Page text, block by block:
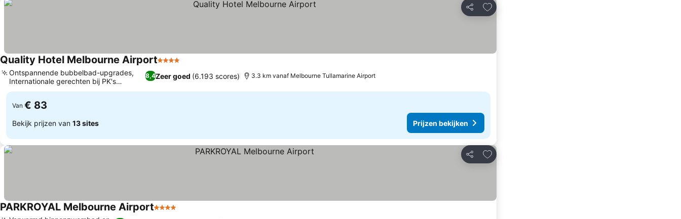
Delen
Toevoegen aan favorieten
Quality Hotel Melbourne Airport4 Sterren
8,4Zeer goed (6.193 scores)
Ontspannende bubbelbad-upgrades,
Internationale gerechten bij PK's
Restaurant
3.3 km vanaf Melbourne Tullamarine Airport
Van € 83
Bekijk prijzen van 13 sites Prijzen bekijken
Delen
Toevoegen aan favorieten
PARKROYAL Melbourne Airport4 Sterren